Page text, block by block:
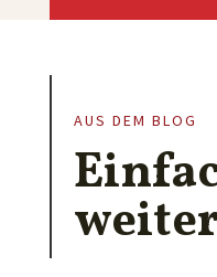
AUS DEM BLOG